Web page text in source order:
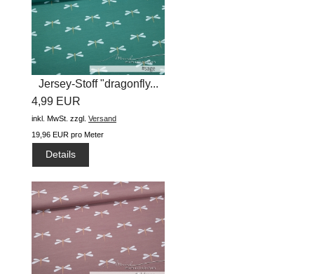
Jersey-Stoff "dragonfly...
4,99 EUR
inkl. MwSt. zzgl. Versand
19,96 EUR pro Meter
Details